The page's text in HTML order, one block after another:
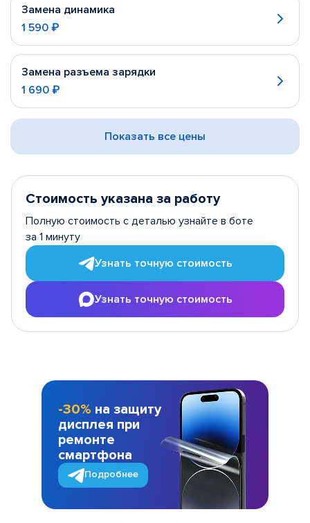
Замена динамика
1 590 ₽
Замена разъема зарядки
1 690 ₽
Показать все цены
Стоимость указана за работу
Полную стоимость с деталью узнайте в боте
за 1 минуту
Узнать точную стоимость
Узнать точную стоимость
-30% на защиту
дисплея при
ремонте
смартфона
Подробнее